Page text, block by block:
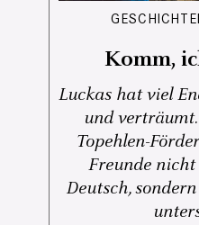
Komm,
Luckas hat viel
und
Topehlen-
Freunde
Deutsch,